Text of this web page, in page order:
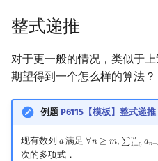
整式递推
对于更一般的情况，类似于
期望得到一个怎么样的算法？
例题 P6115【模板】整式递推
现有数列 𝑎
a满足∀𝑛 ≥ 𝑚, ∑𝑚
𝑘=0 𝑎𝑛−
∀n≥m ,∑k =0ma n−k
次的多项式．